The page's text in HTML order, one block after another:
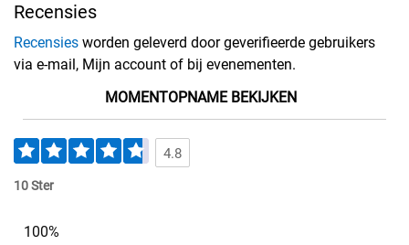
Recensies
Recensies worden geleverd door geverifieerde gebruikers
via e-mail, Mijn account of bij evenementen.
MOMENTOPNAME BEKIJKEN
4.8
10 Ster
100%